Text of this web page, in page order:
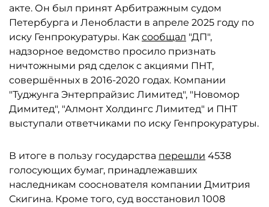
акте. Он был принят Арбитражным судом
Петербурга и Ленобласти в апреле 2025 году по
иску Генпрокуратуры. Как сообщал "ДП",
надзорное ведомство просило признать
ничтожными ряд сделок с акциями ПНТ,
совершённых в 2016-2020 годах. Компании
"Туджунга Энтерпрайзис Лимитед", "Новомор
Димитед", "Алмонт Холдингс Лимитед" и ПНТ
выступали ответчиками по иску Генпрокуратуры.
В итоге в пользу государства перешли 4538
голосующих бумаг, принадлежавших
наследникам сооснователя компании Дмитрия
Скигина. Кроме того, суд восстановил 1008